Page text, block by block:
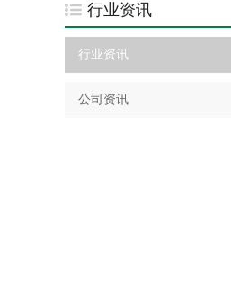
行业资讯
行业资讯
公司资讯